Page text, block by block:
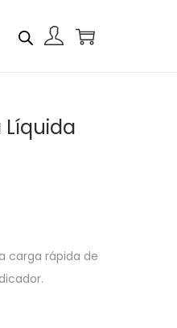
Líquida
carga rápida de